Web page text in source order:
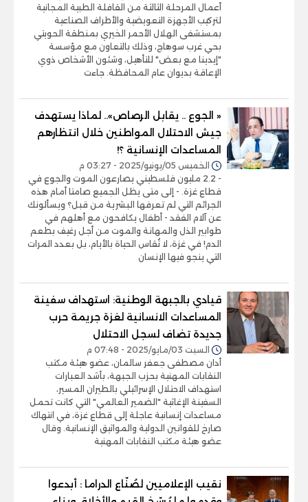
أعمال المرحلة الثالثة من القافلة الطبية المجانية
لتركيب الأجهزة التعويضية والأطراف الصناعية
بمستشفى الهلال الأحمر الخيري بمنطقة الحويتي
بحي غرب سوهاج، وذلك بالتعاون مع مؤسسة
"إيدينا مع بعض" للتأهيل، وشئون الأشخاص ذوي
الإعاقة بديوان عام المحافظة. جاءت
« الجوع .. يقابل الرصاص».. لماذا يستهدف
جيش الاحتلال المواطنين خلال انتظارهم
المساعدات الإنسانية ؟!
الخميس 05/يونيو/2025 - 03:27 م
- 2.2 مليون فلسطيني يصارعون الموت والجوع في
قطاع غزة. - إلى متى يظل الجميع صامتا أمام هذه
الجرائم التي لم تعرفها البشرية من قبل؟ ويسألونك
عن آلام الفقد - أطفال يكافحون مع أهلهم في
طوابير الذل والمهانة والموت من أجل رغيف بطعم
الدم! في غزة، لا تُقاس الحياة بالأيام، بل بعدد المرات
التي ينجو فيها الإنسان
قيادي بالجبهة الوطنية: استهداف سفينة
المساعدات الانسانية لغزة جريمة حرب
جديدة تضاف لسجل الاحتلال
السبت 03/مايو/2025 - 07:48 م
أدان مصطفى جعفر سالمان، عضو هيئة مكتب
النقابات المهنية بحزب الجبهة، بأشد العبارات
استهداف الاحتلال الإسرائيلي بالطيران المسير،
السفينة الإغاثية "الضمير العالمي" التي كانت تحمل
مساعدات إنسانية عاجلة إلى قطاع غزة، في انتهاك
صارخ للقوانين الدولية والمواثيق الإنسانية. وقال
عضو هيئة مكتب النقابات المهنية
نقيب الإعلاميين لصُنّاع الدراما : أبدعوا